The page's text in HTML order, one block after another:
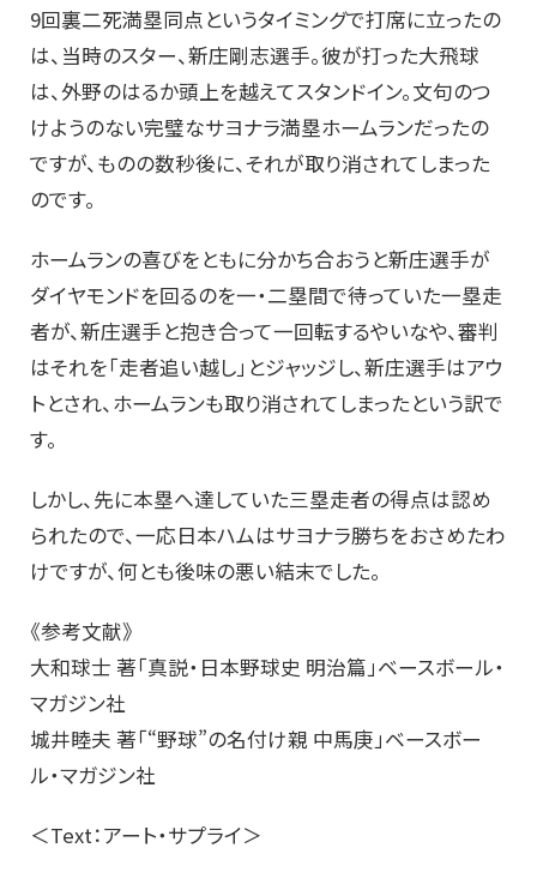
9回裏二死満塁同点というタイミングで打席に立ったの
は、当時のスター、新庄剛志選手。彼が打った大飛球
は、外野のはるか頭上を越えてスタンドイン。文句のつ
けようのない完璧なサヨナラ満塁ホームランだったの
ですが、ものの数秒後に、それが取り消されてしまった
のです。
ホームランの喜びをともに分かち合おうと新庄選手が
ダイヤモンドを回るのを一・二塁間で待っていた一塁走
者が、新庄選手と抱き合って一回転するやいなや、審判
はそれを「走者追い越し」とジャッジし、新庄選手はアウ
トとされ、ホームランも取り消されてしまったという訳で
す。
しかし、先に本塁へ達していた三塁走者の得点は認め
られたので、一応日本ハムはサヨナラ勝ちをおさめたわ
けですが、何とも後味の悪い結末でした。
《参考文献》
大和球士 著「真説・日本野球史 明治篇」ベースボール・
マガジン社
城井睦夫 著「“野球”の名付け親 中馬庚」ベースボー
ル・マガジン社
＜Text：アート・サプライ＞